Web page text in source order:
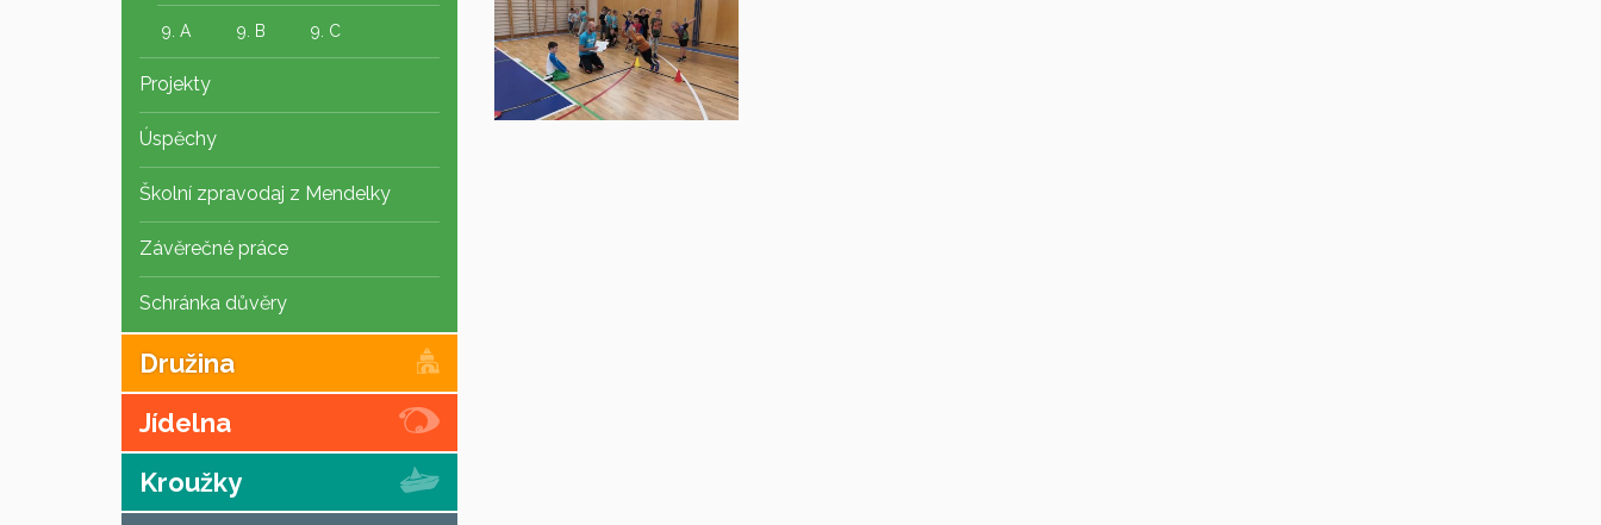
9. A 9. B 9. C
Projekty
Úspěchy
Školní zpravodaj z Mendelky
Závěrečné práce
Schránka důvěry
Družina
Jídelna
Kroužky